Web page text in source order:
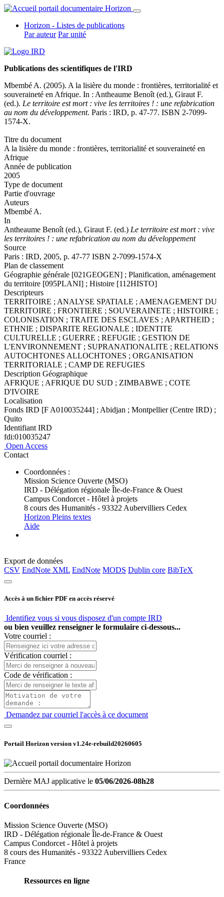
Horizon - Listes de publications
Par auteur Par unité
Publications des scientifiques de l'IRD
Mbembé A. (2005). A la lisière du monde : frontières, territorialité et
souveraineté en Afrique. In : Antheaume Benoît (ed.), Giraut F.
(ed.). Le territoire est mort : vive les territoires ! : une refabrication
au nom du développement. Paris : IRD, p. 47-77. ISBN 2-7099-
1574-X.
Titre du document
A la lisière du monde : frontières, territorialité et souveraineté en
Afrique
Année de publication
2005
Type de document
Partie d'ouvrage
Auteurs
Mbembé A.
In
Antheaume Benoît (ed.), Giraut F. (ed.) Le territoire est mort : vive
les territoires ! : une refabrication au nom du développement
Source
Paris : IRD, 2005, p. 47-77 ISBN 2-7099-1574-X
Plan de classement
Géographie générale [021GEOGEN] ; Planification, aménagement
du territoire [095PLANI] ; Histoire [112HISTO]
Descripteurs
TERRITOIRE ; ANALYSE SPATIALE ; AMENAGEMENT DU
TERRITOIRE ; FRONTIERE ; SOUVERAINETE ; HISTOIRE ;
COLONISATION ; TRAITE DES ESCLAVES ; APARTHEID ;
ETHNIE ; DISPARITE REGIONALE ; IDENTITE
CULTURELLE ; GUERRE ; REFUGIE ; GESTION DE
L'ENVIRONNEMENT ; SUPRANATIONALITE ; RELATIONS
AUTOCHTONES ALLOCHTONES ; ORGANISATION
TERRITORIALE ; CAMP DE REFUGIES
Description Géographique
AFRIQUE ; AFRIQUE DU SUD ; ZIMBABWE ; COTE
D'IVOIRE
Localisation
Fonds IRD [F A010035244] ; Abidjan ; Montpellier (Centre IRD) ;
Quito
Identifiant IRD
fdi:010035247
Open Access
Contact
Coordonnées :
Mission Science Ouverte (MSO)
IRD - Délégation régionale Île-de-France & Ouest
Campus Condorcet - Hôtel à projets
8 cours des Humanités - 93322 Aubervilliers Cedex
Horizon Pleins textes
Aide
Export de données
CSV EndNote XML EndNote MODS Dublin core BibTeX
Accès à un fichier PDF en accès réservé
Identifiez vous si vous disposez d'un compte IRD
ou bien veuillez renseigner le formulaire ci-dessous...
Votre courriel :
Vérification courriel :
Code de vérification :
Demandez par courriel l'accès à ce document
Portail Horizon version v1.24e-rebuild20260605
Dernière MAJ applicative le 05/06/2026-08h28
Coordonnées
Mission Science Ouverte (MSO)
IRD - Délégation régionale Île-de-France & Ouest
Campus Condorcet - Hôtel à projets
8 cours des Humanités - 93322 Aubervilliers Cedex
France
Ressources en ligne